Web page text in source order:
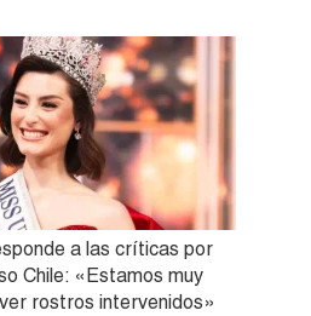
a las críticas por
Chile: «Estamos muy
rostros intervenidos»